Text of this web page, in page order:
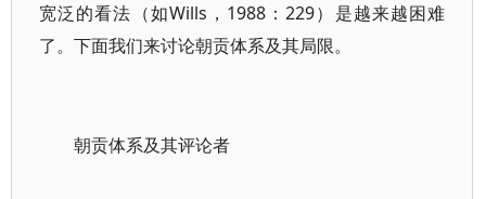
宽泛的看法（如Wills，1988：229）是越来越困难
了。下面我们来讨论朝贡体系及其局限。
朝贡体系及其评论者